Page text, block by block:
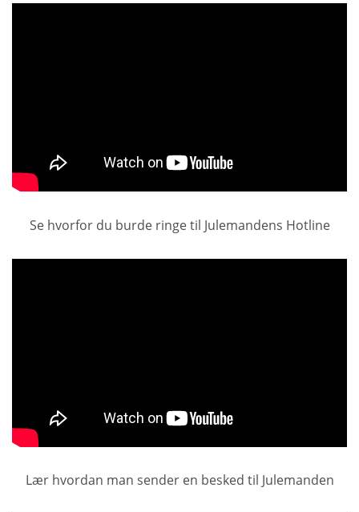
Se hvorfor du burde ringe til Julemandens Hotline
Lær hvordan man sender en besked til Julemanden